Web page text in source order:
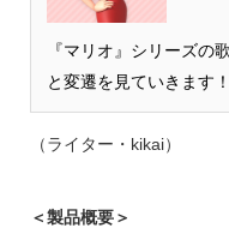
『マリオ』シリーズの
と変遷を見ていきます
（ライター・kikai）
＜製品概要＞